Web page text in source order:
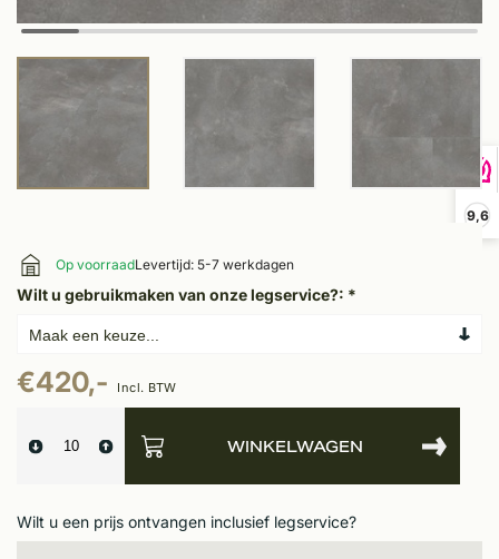
9,6
Op voorraadLevertijd: 5-7 werkdagen
Wilt u gebruikmaken van onze legservice?: *
€420,- Incl. BTW
WINKELWAGEN
Wilt u een prijs ontvangen inclusief legservice?